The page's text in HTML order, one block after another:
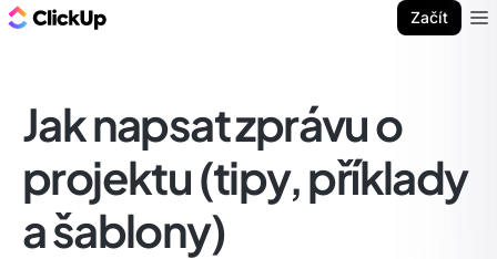
Začít
Jak napsat zprávu o
projektu (tipy, příklady
a šablony)